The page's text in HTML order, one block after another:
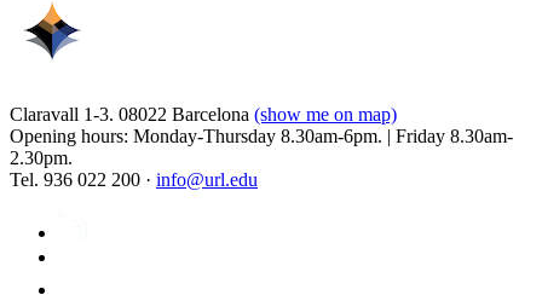
Claravall 1-3. 08022 Barcelona (show me on map)
Opening hours: Monday-Thursday 8.30am-6pm. | Friday 8.30am-
2.30pm.
Tel. 936 022 200 · info@url.edu